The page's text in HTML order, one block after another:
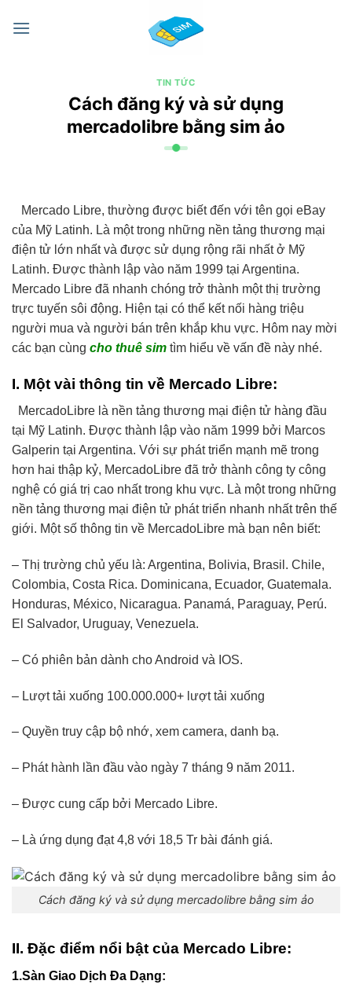
đến
TIN TỨC
Cách đăng ký và sử dụng
mercadolibre bằng sim ảo
Mercado Libre, thường được biết đến với tên gọi eBay
của Mỹ Latinh. Là một trong những nền tảng thương mại
điện tử lớn nhất và được sử dụng rộng rãi nhất ở Mỹ
Latinh. Được thành lập vào năm 1999 tại Argentina.
Mercado Libre đã nhanh chóng trở thành một thị trường
trực tuyến sôi động. Hiện tại có thể kết nối hàng triệu
người mua và người bán trên khắp khu vực. Hôm nay mời
các bạn cùng cho thuê sim tìm hiểu về vấn đề này nhé.
I. Một vài thông tin về Mercado Libre:
MercadoLibre là nền tảng thương mại điện tử hàng đầu
tại Mỹ Latinh. Được thành lập vào năm 1999 bởi Marcos
Galperin tại Argentina. Với sự phát triển mạnh mẽ trong
hơn hai thập kỷ, MercadoLibre đã trở thành công ty công
nghệ có giá trị cao nhất trong khu vực. Là một trong những
nền tảng thương mại điện tử phát triển nhanh nhất trên thế
giới. Một số thông tin về MercadoLibre mà bạn nên biết:
– Thị trường chủ yếu là: Argentina, Bolivia, Brasil. Chile,
Colombia, Costa Rica. Dominicana, Ecuador, Guatemala.
Honduras, México, Nicaragua. Panamá, Paraguay, Perú.
El Salvador, Uruguay, Venezuela.
– Có phiên bản dành cho Android và IOS.
– Lượt tải xuống 100.000.000+ lượt tải xuống
– Quyền truy cập bộ nhớ, xem camera, danh bạ.
– Phát hành lần đầu vào ngày 7 tháng 9 năm 2011.
– Được cung cấp bởi Mercado Libre.
– Là ứng dụng đạt 4,8 với 18,5 Tr bài đánh giá.
Cách đăng ký và sử dụng mercadolibre bằng sim ảo
II. Đặc điểm nổi bật của Mercado Libre:
1.Sàn Giao Dịch Đa Dạng: